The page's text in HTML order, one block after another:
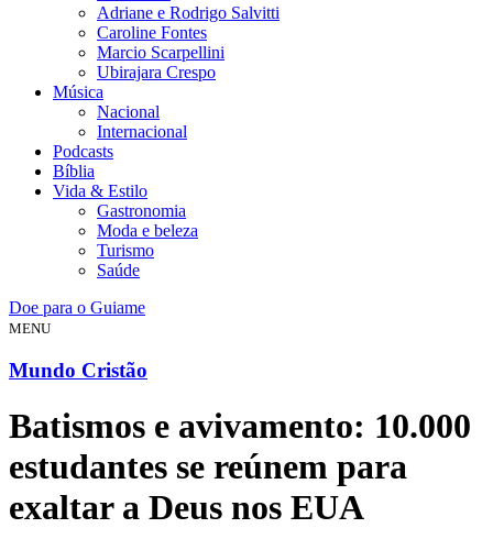
Adriane e Rodrigo Salvitti
Caroline Fontes
Marcio Scarpellini
Ubirajara Crespo
Música
Nacional
Internacional
Podcasts
Bíblia
Vida & Estilo
Gastronomia
Moda e beleza
Turismo
Saúde
Doe para o Guiame
MENU
Mundo Cristão
Batismos e avivamento: 10.000
estudantes se reúnem para
exaltar a Deus nos EUA